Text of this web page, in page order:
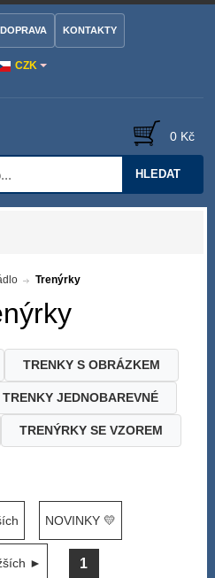
CZK
DOPRAVA KONTAKTY
HLEDAT
0 Kč
Trenýrky
TRENKY S OBRÁZKEM
TRENKY JEDNOBAREVNÉ
TRENÝRKY SE VZOREM
NOVINKY 💛
► 1